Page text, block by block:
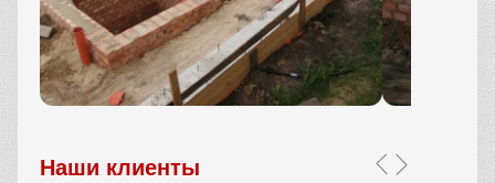
Наши клиенты